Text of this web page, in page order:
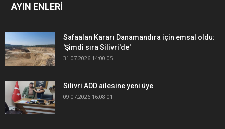
AYIN ENLERİ
Safaalan Kararı Danamandıra için emsal oldu:
'Şimdi sıra Silivri'de'
31.07.2026 14:00:05
Silivri ADD ailesine yeni üye
09.07.2026 16:08:01